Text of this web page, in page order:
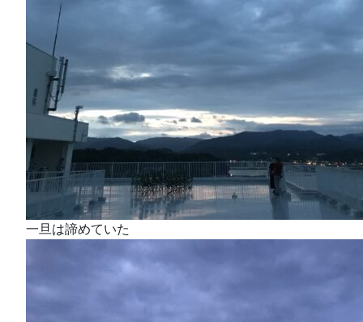
一旦は諦めていた